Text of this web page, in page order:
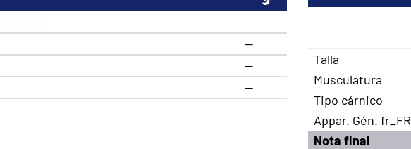
—
—
—
Talla
Musculatura
Tipo cárnico
Appar. Gén. fr_FR
Nota final